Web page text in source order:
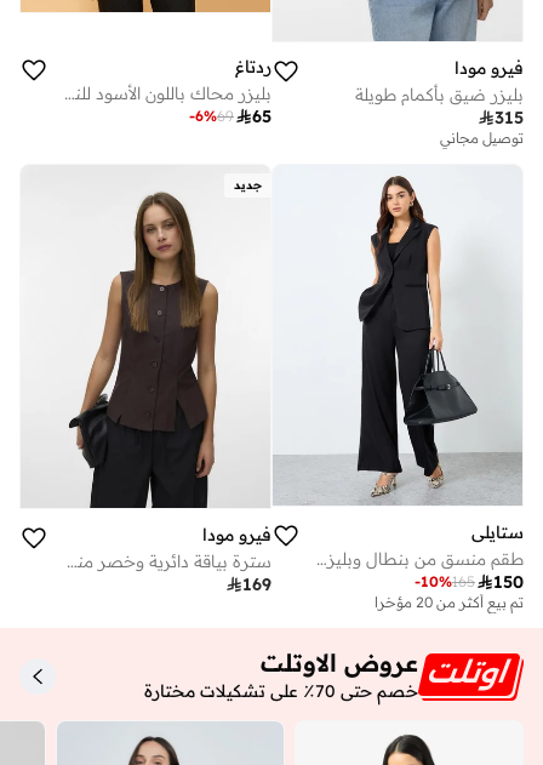
فيرو مودا
بليزر ضيق بأكمام طويلة
315
توصيل مجاني
ردتاغ
بليزر محاك باللون الأسود للنساء
65
69
-6%
ستايلي
طقم منسق من بنطال وبليزر بدون أكمام
150
165
-10%
تم بيع أكثر من 20 مؤخرا
جديد
فيرو مودا
سترة بياقة دائرية وخصر منسوج
169
عروض الاوتلت
خصم حتى 70٪ على تشكيلات مختارة